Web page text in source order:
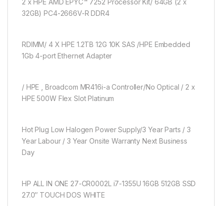
2 x HPE AMD EPYC™ 7252 Processor Kit/ 64GB (2 x
32GB) PC4-2666V-R DDR4
RDIMM/ 4 X HPE 1.2TB 12G 10K SAS /HPE Embedded
1Gb 4-port Ethernet Adapter
/ HPE , Broadcom MR416i-a Controller/No Optical / 2 x
HPE 500W Flex Slot Platinum
Hot Plug Low Halogen Power Supply/3 Year Parts / 3
Year Labour / 3 Year Onsite Warranty Next Business
Day
HP ALL IN ONE 27-CR0002L i7-1355U 16GB 512GB SSD
27.0″ TOUCH DOS WHITE